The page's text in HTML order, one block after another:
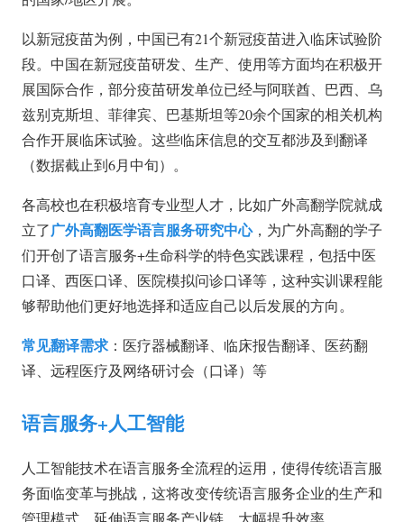
以新冠疫苗为例，中国已有21个新冠疫苗进入临床试验阶
段。中国在新冠疫苗研发、生产、使用等方面均在积极开
展国际合作，部分疫苗研发单位已经与阿联酋、巴西、乌
兹别克斯坦、菲律宾、巴基斯坦等20余个国家的相关机构
合作开展临床试验。这些临床信息的交互都涉及到翻译
（数据截止到6月中旬）。
各高校也在积极培育专业型人才，比如广外高翻学院就成
立了广外高翻医学语言服务研究中心，为广外高翻的学子
们开创了语言服务+生命科学的特色实践课程，包括中医
口译、西医口译、医院模拟问诊口译等，这种实训课程能
够帮助他们更好地选择和适应自己以后发展的方向。
常见翻译需求 ：医疗器械翻译、临床报告翻译、医药翻
译、远程医疗及网络研讨会（口译）等
语言服务+人工智能
人工智能技术在语言服务全流程的运用，使得传统语言服
务面临变革与挑战，这将改变传统语言服务企业的生产和
管理模式，延伸语言服务产业链，大幅提升效率。